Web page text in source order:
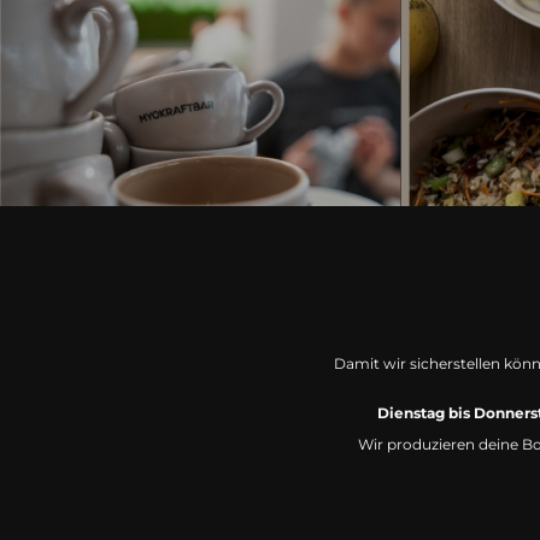
Damit wir sicherstellen
Dienstag bis
Wir produzieren deine